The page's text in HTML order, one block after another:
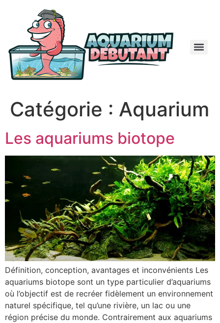
Catégorie : Aquarium
Les aquariums biotope
Définition, conception, avantages et inconvénients Les
aquariums biotope sont un type particulier d’aquariums
où l’objectif est de recréer fidèlement un environnement
naturel spécifique, tel qu’une rivière, un lac ou une
région précise du monde. Contrairement aux aquariums